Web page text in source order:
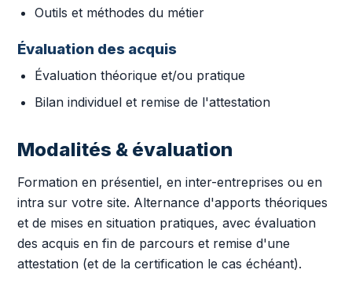
Outils et méthodes du métier
Évaluation des acquis
Évaluation théorique et/ou pratique
Bilan individuel et remise de l'attestation
Modalités & évaluation
Formation en présentiel, en inter-entreprises ou en
intra sur votre site. Alternance d'apports théoriques
et de mises en situation pratiques, avec évaluation
des acquis en fin de parcours et remise d'une
attestation (et de la certification le cas échéant).